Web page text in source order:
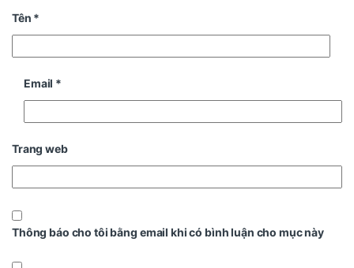
Tên *
Email *
Trang web
Thông báo cho tôi bằng email khi có bình luận cho mục này